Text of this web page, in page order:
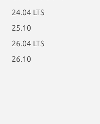
24.04 LTS
25.10
26.04 LTS
26.10